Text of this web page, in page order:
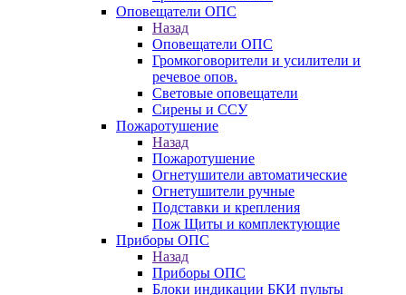
Оповещатели ОПС
Назад
Оповещатели ОПС
Громкоговорители и усилители и
речевое опов.
Световые оповещатели
Сирены и ССУ
Пожаротушение
Назад
Пожаротушение
Огнетушители автоматические
Огнетушители ручные
Подставки и крепления
Пож Щиты и комплектующие
Приборы ОПС
Назад
Приборы ОПС
Блоки индикации БКИ пульты